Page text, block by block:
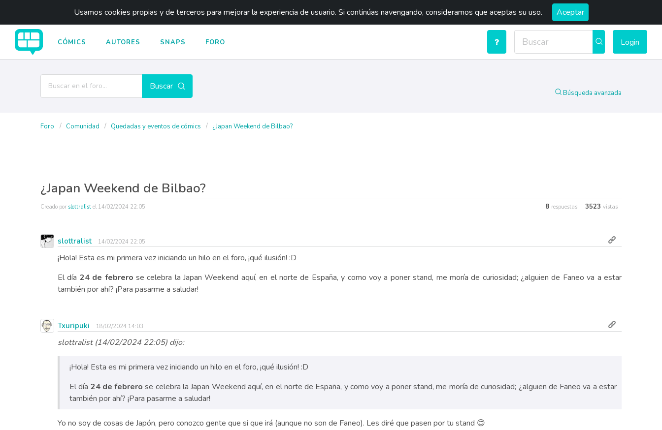
Usamos cookies propias y de terceros para mejorar la experiencia de usuario. Si continúas navengando, consideramos que aceptas su uso. Aceptar
CÓMICS AUTORES SNAPS FORO Login
Buscar
Búsqueda avanzada
Foro Comunidad Quedadas y eventos de cómics ¿Japan Weekend de Bilbao?
¿Japan Weekend de Bilbao?
Creado por slottralist el 14/02/2024 22:05 8 respuestas 3523 vistas
slottralist 14/02/2024 22:05
¡Hola! Esta es mi primera vez iniciando un hilo en el foro, ¡qué ilusión! :D
El día 24 de febrero se celebra la Japan Weekend aquí, en el norte de España, y como voy a poner stand, me moría de curiosidad; ¿alguien de Faneo va a estar
también por ahí? ¡Para pasarme a saludar!
Txuripuki 18/02/2024 14:03
slottralist (14/02/2024 22:05) dijo:
¡Hola! Esta es mi primera vez iniciando un hilo en el foro, ¡qué ilusión! :D
El día 24 de febrero se celebra la Japan Weekend aquí, en el norte de España, y como voy a poner stand, me moría de curiosidad; ¿alguien de Faneo va a estar
también por ahí? ¡Para pasarme a saludar!
Yo no soy de cosas de Japón, pero conozco gente que si que irá (aunque no son de Faneo). Les diré que pasen por tu stand 😊